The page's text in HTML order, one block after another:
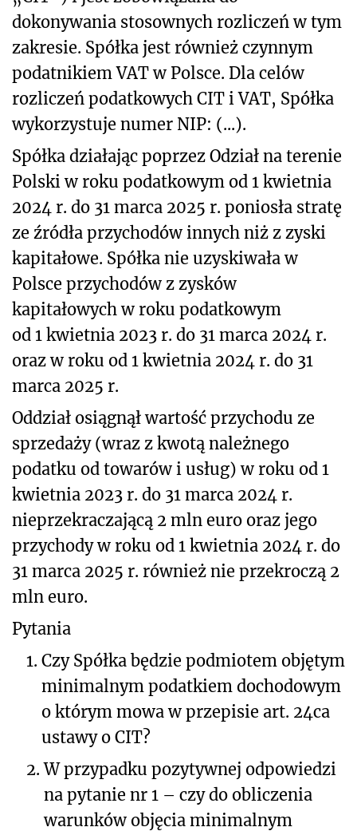
dokonywania stosownych rozliczeń w tym
zakresie. Spółka jest również czynnym
podatnikiem VAT w Polsce. Dla celów
rozliczeń podatkowych CIT i VAT, Spółka
wykorzystuje numer NIP: (...).
Spółka działając poprzez Odział na terenie
Polski w roku podatkowym od 1 kwietnia
2024 r. do 31 marca 2025 r. poniosła stratę
ze źródła przychodów innych niż z zyski
kapitałowe. Spółka nie uzyskiwała w
Polsce przychodów z zysków
kapitałowych w roku podatkowym
od 1 kwietnia 2023 r. do 31 marca 2024 r.
oraz w roku od 1 kwietnia 2024 r. do 31
marca 2025 r.
Oddział osiągnął wartość przychodu ze
sprzedaży (wraz z kwotą należnego
podatku od towarów i usług) w roku od 1
kwietnia 2023 r. do 31 marca 2024 r.
nieprzekraczającą 2 mln euro oraz jego
przychody w roku od 1 kwietnia 2024 r. do
31 marca 2025 r. również nie przekroczą 2
mln euro.
Pytania
1. Czy Spółka będzie podmiotem objętym
minimalnym podatkiem dochodowym
o którym mowa w przepisie art. 24ca
ustawy o CIT?
2. W przypadku pozytywnej odpowiedzi
na pytanie nr 1 – czy do obliczenia
warunków objęcia minimalnym